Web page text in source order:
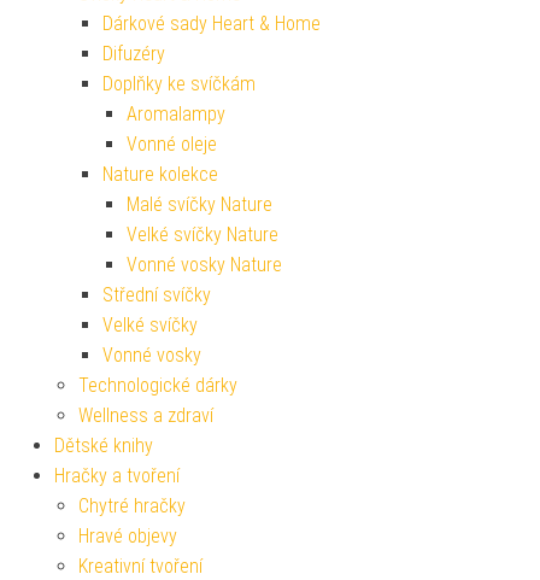
Dárkové sady Heart & Home
Difuzéry
Doplňky ke svíčkám
Aromalampy
Vonné oleje
Nature kolekce
Malé svíčky Nature
Velké svíčky Nature
Vonné vosky Nature
Střední svíčky
Velké svíčky
Vonné vosky
Technologické dárky
Wellness a zdraví
Dětské knihy
Hračky a tvoření
Chytré hračky
Hravé objevy
Kreativní tvoření